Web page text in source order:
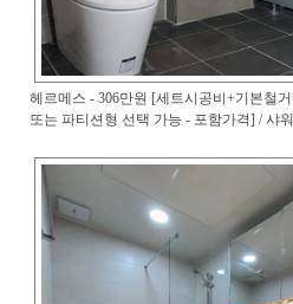
헤르메스 - 306만원 [세트시공비+기본철
또는 파티션형 선택 가능 - 포함가격] / 샤